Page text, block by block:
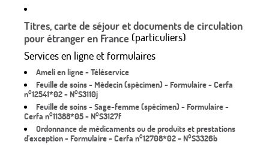
Titres, carte de séjour et documents de circulation
pour étranger en France (particuliers)
Services en ligne et formulaires
Ameli en ligne - Téléservice
Feuille de soins - Médecin (spécimen) - Formulaire - Cerfa
n°12541*02 - N°S3110j
Feuille de soins - Sage-femme (spécimen) - Formulaire -
Cerfa n°11388*05 - N°S3127f
Ordonnance de médicaments ou de produits et prestations
d'exception - Formulaire - Cerfa n°12708*02 - N°S3326b